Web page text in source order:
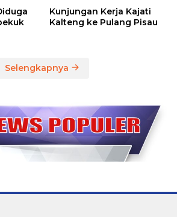
Kunjungan Kerja Kajati
Kalteng ke Pulang Pisau
Selengkapnya